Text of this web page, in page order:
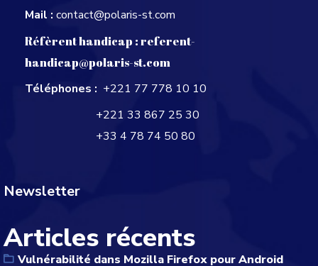
Mail : contact@polaris-st.com
Réfèrent handicap :referent-
handicap@polaris-st.com
Téléphones : +221 77 778 10 10
+221 33 867 25 30
+33 4 78 74 50 80
Newsletter
Articles récents
Vulnérabilité dans Mozilla Firefox pour Android